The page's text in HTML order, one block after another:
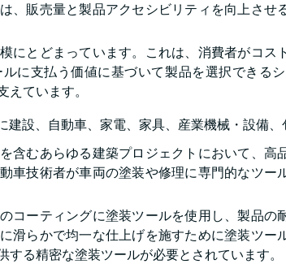
、販売量と製品アクセシビリティを向上させ
にとどまっています。これは、消費者がコス
に支払う価値に基づいて製品を選択できる
ています。
設、自動車、家電、家具、産業機械・設備、
含むあらゆる建築プロジェクトにおいて、
車技術者が車両の塗装や修理に専門的なツ
コーティングに塗装ツールを使用し、製品
滑らかで均一な仕上げを施すために塗装ツ
る精密な塗装ツールが必要とされています。